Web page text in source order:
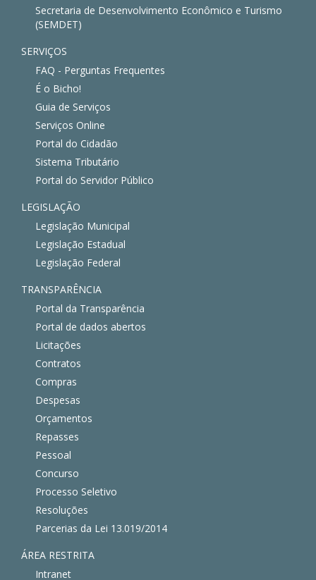
Secretaria de Desenvolvimento Econômico e Turismo
(SEMDET)
SERVIÇOS
FAQ - Perguntas Frequentes
É o Bicho!
Guia de Serviços
Serviços Online
Portal do Cidadão
Sistema Tributário
Portal do Servidor Público
LEGISLAÇÃO
Legislação Municipal
Legislação Estadual
Legislação Federal
TRANSPARÊNCIA
Portal da Transparência
Portal de dados abertos
Licitações
Contratos
Compras
Despesas
Orçamentos
Repasses
Pessoal
Concurso
Processo Seletivo
Resoluções
Parcerias da Lei 13.019/2014
ÁREA RESTRITA
Intranet